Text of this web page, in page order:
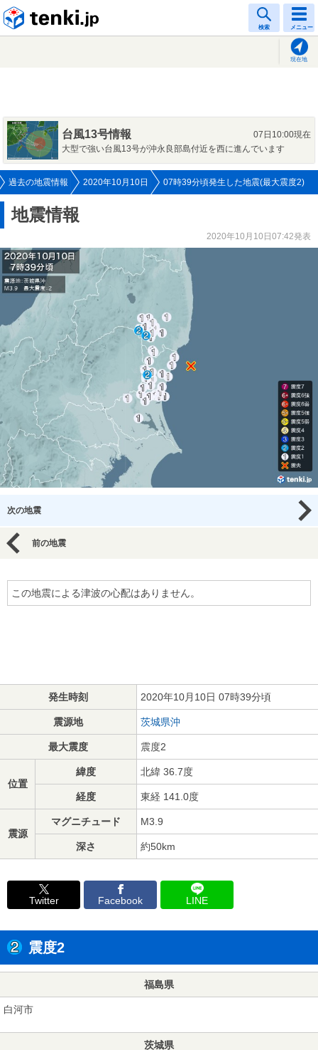
検索 メニュー
現在地
台風13号情報
07日10:00現在
大型で強い台風13号が沖永良部島付近を西に進んでいます
過去の地震情報 2020年10月10日 07時39分頃発生した地震(最大震度2)
地震情報
2020年10月10日07:42発表
次の地震
前の地震
この地震による津波の心配はありません。
発生時刻 2020年10月10日 07時39分頃
震源地 茨城県沖
最大震度 震度2
位置
緯度 北緯 36.7度
経度 東経 141.0度
震源
マグニチュード M3.9
深さ 約50km
Twitter Facebook LINE
震度2
福島県
白河市
茨城県